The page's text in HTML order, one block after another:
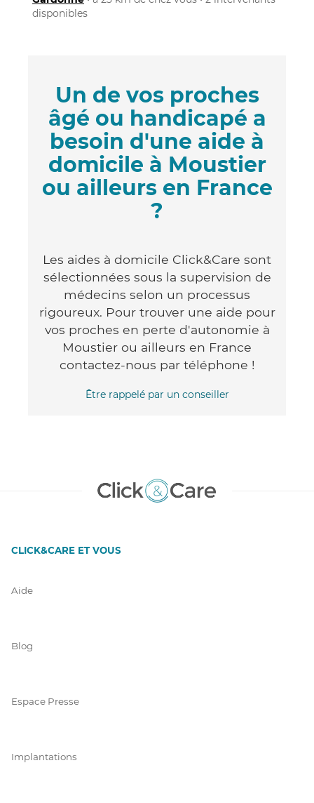
disponibles
Un de vos proches
âgé ou handicapé a
besoin d'une aide à
domicile à Moustier
ou ailleurs en France
?
Les aides à domicile Click&Care sont
sélectionnées sous la supervision de
médecins selon un processus
rigoureux. Pour trouver une aide pour
vos proches en perte d'autonomie à
Moustier ou ailleurs en France
contactez-nous par téléphone !
Être rappelé par un conseiller
CLICK&CARE ET VOUS
Aide
Blog
Espace Presse
Implantations